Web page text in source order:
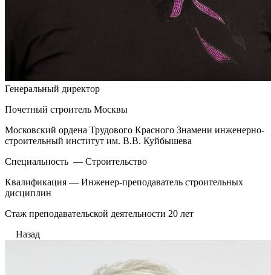
Генеральный директор
Почетный строитель Москвы
Московский ордена Трудового Красного Знамени инженерно-
строительный институт им. В.В. Куйбышева
Специальность — Строительство
Квалификация — Инженер-преподаватель строительных
дисциплин
Стаж преподавательской деятельности 20 лет
Назад